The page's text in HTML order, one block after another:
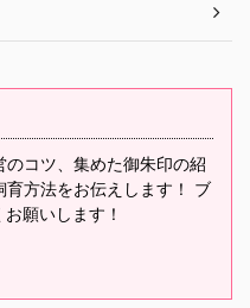
のコツ、集めた御朱印の紹
育方法をお伝えします！ ブ
願いします！